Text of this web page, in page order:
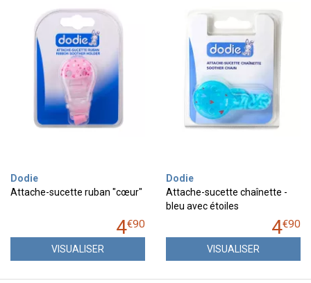
Dodie
Attache-sucette ruban "cœur"
4€90
VISUALISER
Dodie
Attache-sucette chaînette -
bleu avec étoiles
4€90
VISUALISER